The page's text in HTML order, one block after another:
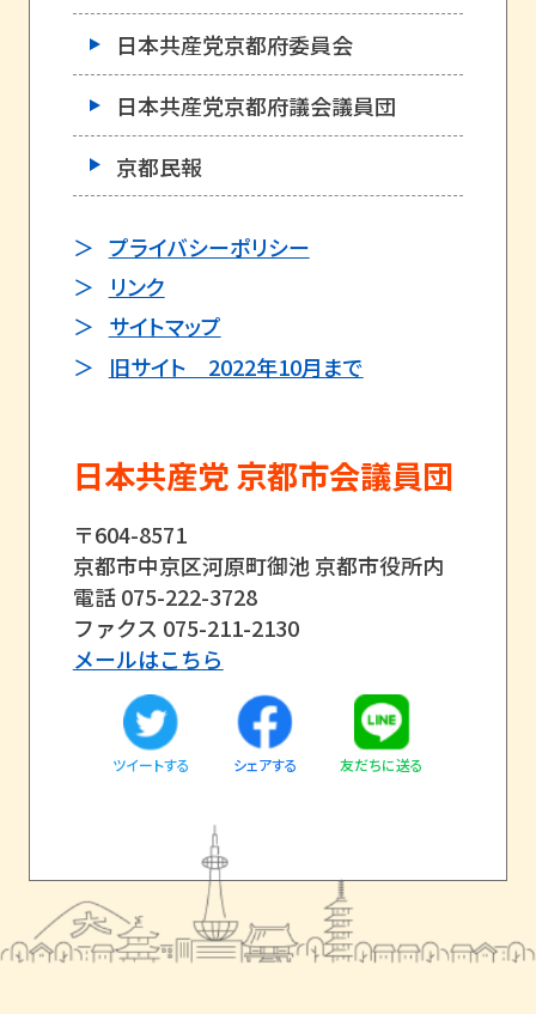
日本共産党 京都市会議員団
〒604-8571
京都市中京区河原町御池 京都市役所内
電話 075-222-3728
ファクス 075-211-2130
メールはこちら
ツイートする シェアする 友だちに送る
日本共産党京都府委員会
日本共産党京都府議会議員団
京都民報
プライバシーポリシー
リンク
サイトマップ
旧サイト 2022年10月まで